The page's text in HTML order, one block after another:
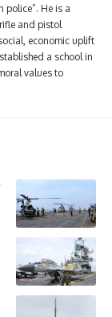
police”. He is a
and pistol
economic uplift
a school in
values to